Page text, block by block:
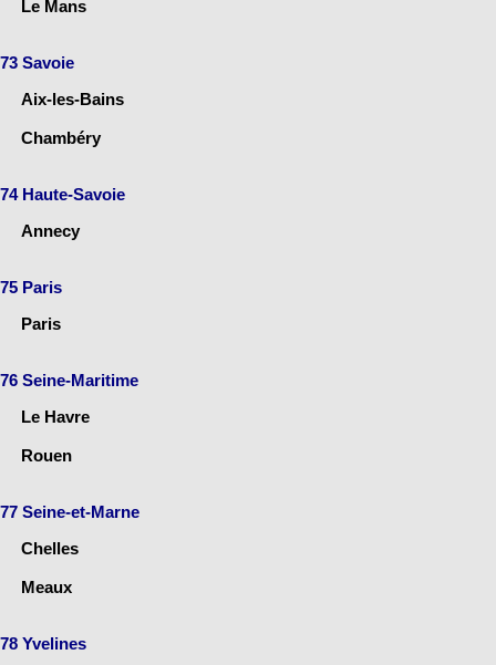
Le Mans
73 Savoie
Aix-les-Bains
Chambéry
74 Haute-Savoie
Annecy
75 Paris
Paris
76 Seine-Maritime
Le Havre
Rouen
77 Seine-et-Marne
Chelles
Meaux
78 Yvelines